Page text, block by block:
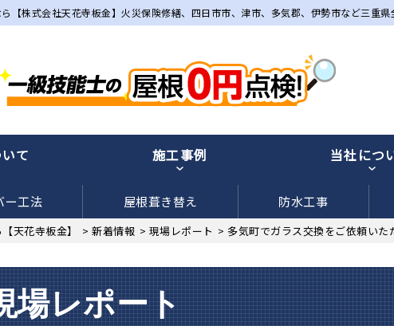
【株式会社天花寺板金】火災保険修繕、四日市市、津市、多気郡、伊勢市など三重県
て 施工事例 当社につ
ー工法 屋根葺き替え 防水工事
天花寺板金】 > 新着情報 > 現場レポート > 多気町でガラス交換をご依頼いた
場レポート